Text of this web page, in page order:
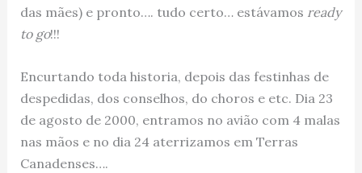
das mães) e pronto…. tudo certo… estávamos ready
to go!!!
Encurtando toda historia, depois das festinhas de
despedidas, dos conselhos, do choros e etc. Dia 23
de agosto de 2000, entramos no avião com 4 malas
nas mãos e no dia 24 aterrizamos em Terras
Canadenses….